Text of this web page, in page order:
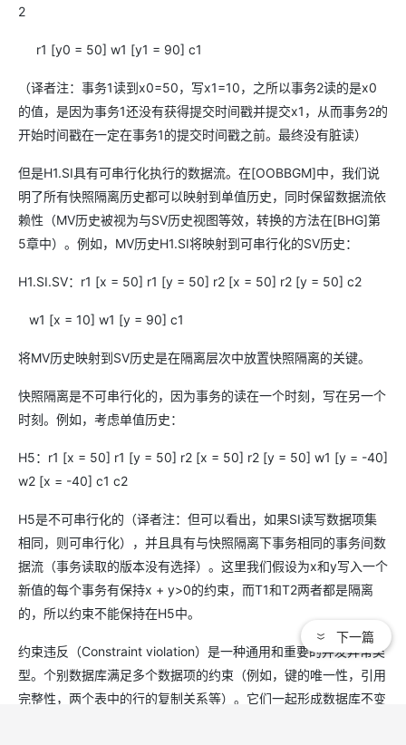
2
r1 [y0 = 50] w1 [y1 = 90] c1
（译者注：事务1读到x0=50，写x1=10，之所以事务2读的是x0
的值，是因为事务1还没有获得提交时间戳并提交x1，从而事务2的
开始时间戳在一定在事务1的提交时间戳之前。最终没有脏读）
但是H1.SI具有可串行化执行的数据流。在[OOBBGM]中，我们说
明了所有快照隔离历史都可以映射到单值历史，同时保留数据流依
赖性（MV历史被视为与SV历史视图等效，转换的方法在[BHG]第
5章中）。例如，MV历史H1.SI将映射到可串行化的SV历史：
H1.SI.SV：r1 [x = 50] r1 [y = 50] r2 [x = 50] r2 [y = 50] c2
w1 [x = 10] w1 [y = 90] c1
将MV历史映射到SV历史是在隔离层次中放置快照隔离的关键。
快照隔离是不可串行化的，因为事务的读在一个时刻，写在另一个
时刻。例如，考虑单值历史：
H5：r1 [x = 50] r1 [y = 50] r2 [x = 50] r2 [y = 50] w1 [y = -40]
w2 [x = -40] c1 c2
H5是不可串行化的（译者注：但可以看出，如果SI读写数据项集
相同，则可串行化），并且具有与快照隔离下事务相同的事务间数
据流（事务读取的版本没有选择）。这里我们假设为x和y写入一个
新值的每个事务有保持x + y>0的约束，而T1和T2两者都是隔离
的，所以约束不能保持在H5中。
约束违反（Constraint violation）是一种通用和重要的并发异常类
型。个别数据库满足多个数据项的约束（例如，键的唯一性，引用
完整性，两个表中的行的复制关系等）。它们一起形成数据库不变
下一篇